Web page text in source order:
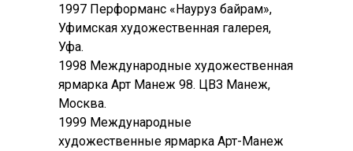
1997 Перформанс «Науруз байрам»,
Уфимская художественная галерея,
Уфа.
1998 Международные художественная
ярмарка Арт Манеж 98. ЦВЗ Манеж,
Москва.
1999 Международные
художественные ярмарка Арт-Манеж